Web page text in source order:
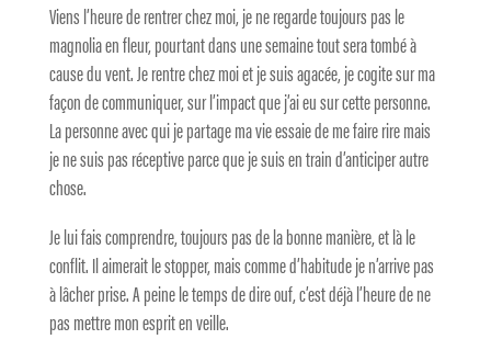
Viens l’heure de rentrer chez moi, je ne regarde toujours pas le
magnolia en fleur, pourtant dans une semaine tout sera tombé à
cause du vent. Je rentre chez moi et je suis agacée, je cogite sur ma
façon de communiquer, sur l’impact que j’ai eu sur cette personne.
La personne avec qui je partage ma vie essaie de me faire rire mais
je ne suis pas réceptive parce que je suis en train d’anticiper autre
chose.
Je lui fais comprendre, toujours pas de la bonne manière, et là le
conflit. Il aimerait le stopper, mais comme d’habitude je n’arrive pas
à lâcher prise. A peine le temps de dire ouf, c’est déjà l’heure de ne
pas mettre mon esprit en veille.